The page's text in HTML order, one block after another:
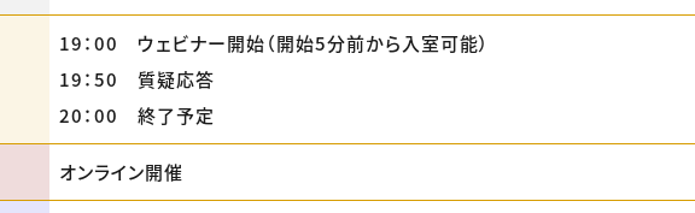
19：00 ウェビナー開始（開始5分前から入室可能）
19：50 質疑応答
20：00 終了予定
オンライン開催